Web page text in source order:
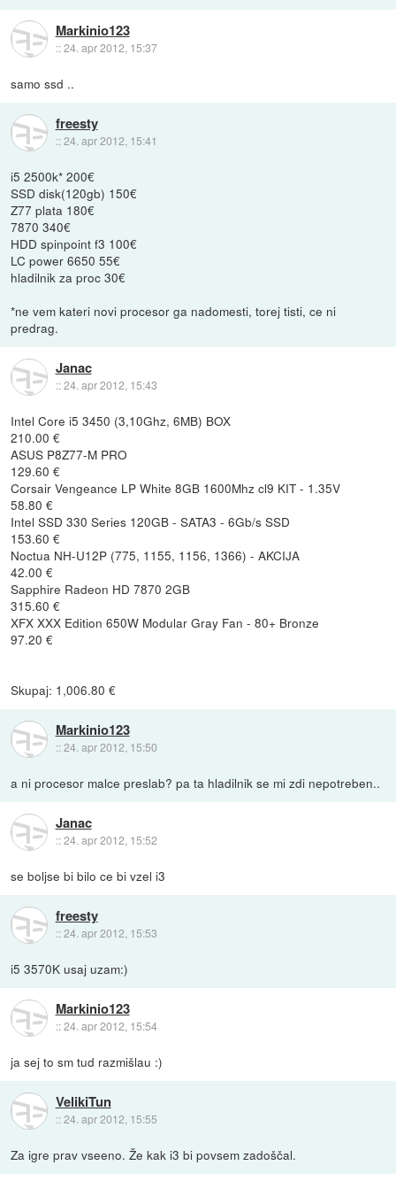
Markinio123
::24. apr 2012, 15:37
samo ssd ..
freesty
::24. apr 2012, 15:41
i5 2500k* 200€
SSD disk(120gb) 150€
Z77 plata 180€
7870 340€
HDD spinpoint f3 100€
LC power 6650 55€
hladilnik za proc 30€
*ne vem kateri novi procesor ga nadomesti, torej tisti, ce ni
predrag.
Janac
::24. apr 2012, 15:43
Intel Core i5 3450 (3,10Ghz, 6MB) BOX
210.00 €
ASUS P8Z77-M PRO
129.60 €
Corsair Vengeance LP White 8GB 1600Mhz cl9 KIT - 1.35V
58.80 €
Intel SSD 330 Series 120GB - SATA3 - 6Gb/s SSD
153.60 €
Noctua NH-U12P (775, 1155, 1156, 1366) - AKCIJA
42.00 €
Sapphire Radeon HD 7870 2GB
315.60 €
XFX XXX Edition 650W Modular Gray Fan - 80+ Bronze
97.20 €
Skupaj: 1,006.80 €
Markinio123
::24. apr 2012, 15:50
a ni procesor malce preslab? pa ta hladilnik se mi zdi nepotreben..
Janac
::24. apr 2012, 15:52
se boljse bi bilo ce bi vzel i3
freesty
::24. apr 2012, 15:53
i5 3570K usaj uzam:)
Markinio123
::24. apr 2012, 15:54
ja sej to sm tud razmišlau :)
VelikiTun
::24. apr 2012, 15:55
Za igre prav vseeno. Že kak i3 bi povsem zadoščal.